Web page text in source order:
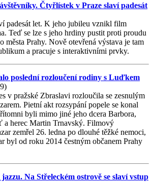
Čtyřlístek v Praze slaví padesát
padesát let. K jeho jubileu vznikl film
Teď se lze s jeho hrdiny pustit proti proudu
města Prahy. Nově otevřená výstava je tam
a pracuje s interaktivními prvky.
poslední rozloučení rodiny s Luďkem
v pražské Zbraslavi rozloučila se zesnulým
Pietní akt rozsypání popele se konal
byli mimo jiné jeho dcera Barbora,
a herec Martin Trnavský. Filmový
zemřel 26. ledna po dlouhé těžké nemoci,
byl od roku 2014 čestným občanem Prahy
Na Střeleckém ostrově se slaví vstup